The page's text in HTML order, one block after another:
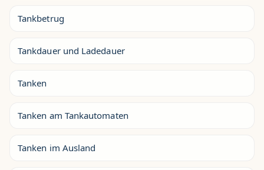
Tankbetrug
Tankdauer und Ladedauer
Tanken
Tanken am Tankautomaten
Tanken im Ausland